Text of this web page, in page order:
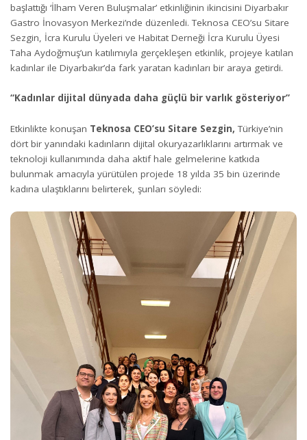
başlattığı ‘İlham Veren Buluşmalar’ etkinliğinin ikincisini Diyarbakır
Gastro İnovasyon Merkezi’nde düzenledi. Teknosa CEO’su Sitare
Sezgin, İcra Kurulu Üyeleri ve Habitat Derneği İcra Kurulu Üyesi
Taha Aydoğmuş’un katılımıyla gerçekleşen etkinlik, projeye katılan
kadınlar ile Diyarbakır’da fark yaratan kadınları bir araya getirdi.
“Kadınlar dijital dünyada daha güçlü bir varlık gösteriyor”
Etkinlikte konuşan Teknosa CEO’su Sitare Sezgin, Türkiye’nin
dört bir yanındaki kadınların dijital okuryazarlıklarını artırmak ve
teknoloji kullanımında daha aktif hale gelmelerine katkıda
bulunmak amacıyla yürütülen projede 18 yılda 35 bin üzerinde
kadına ulaştıklarını belirterek, şunları söyledi: